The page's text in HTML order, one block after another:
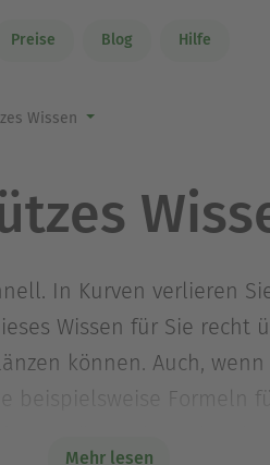
Preise Blog Hilfe
Wissen
In Kurven verlieren
Wissen für Sie recht
können. Auch,
Formeln
Mehr lesen